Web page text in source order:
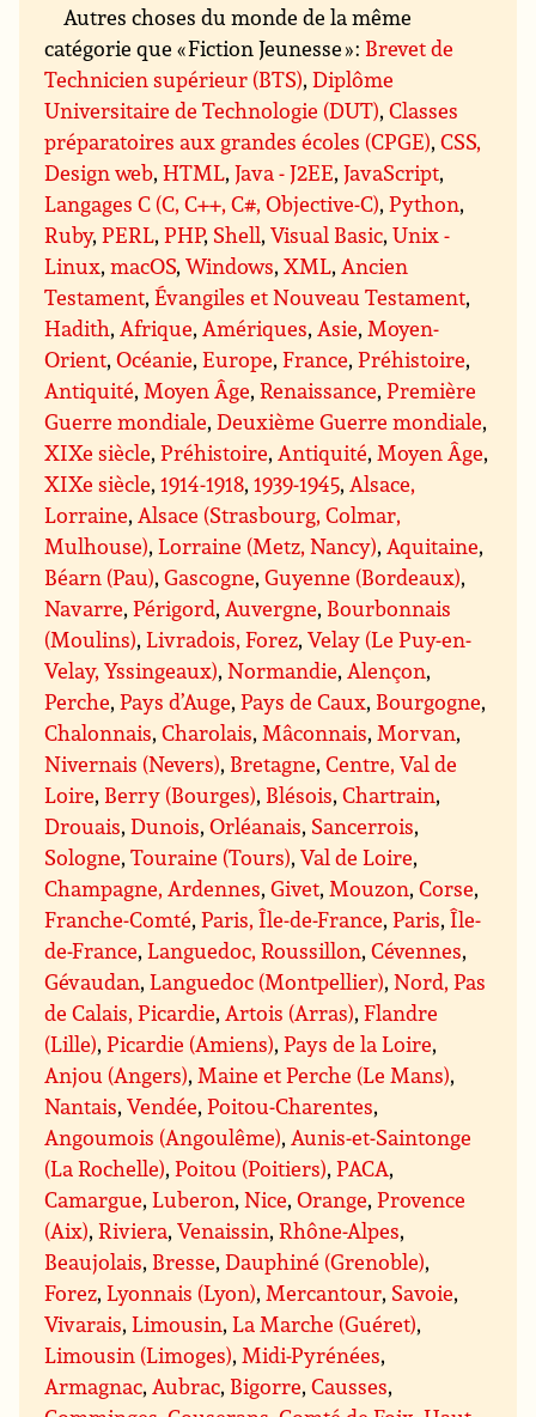
Autres choses du monde de la même
catégorie que « Fiction Jeunesse » : Brevet de
Technicien supérieur (BTS),Diplôme
Universitaire de Technologie (DUT),Classes
préparatoires aux grandes écoles (CPGE),CSS,
Design web,HTML,Java - J2EE,JavaScript,
Langages C (C, C++, C#, Objective-C),Python,
Ruby,PERL,PHP, Shell,Visual Basic,Unix -
Linux,macOS,Windows,XML, Ancien
Testament,Évangiles et Nouveau Testament,
Hadith, Afrique, Amériques, Asie, Moyen-
Orient,Océanie,Europe,France,Préhistoire,
Antiquité, Moyen Âge,Renaissance,Première
Guerre mondiale,Deuxième Guerre mondiale,
XIXe siècle,Préhistoire, Antiquité, Moyen Âge,
XIXe siècle,1914-1918,1939-1945, Alsace,
Lorraine, Alsace (Strasbourg, Colmar,
Mulhouse),Lorraine (Metz, Nancy), Aquitaine,
Béarn (Pau),Gascogne,Guyenne (Bordeaux),
Navarre,Périgord, Auvergne, Bourbonnais
(Moulins),Livradois, Forez,Velay (Le Puy-en-
Velay, Yssingeaux),Normandie, Alençon,
Perche,Pays d’Auge,Pays de Caux, Bourgogne,
Chalonnais,Charolais, Mâconnais, Morvan,
Nivernais (Nevers), Bretagne,Centre, Val de
Loire, Berry (Bourges), Blésois,Chartrain,
Drouais,Dunois,Orléanais, Sancerrois,
Sologne,Touraine (Tours),Val de Loire,
Champagne, Ardennes,Givet, Mouzon,Corse,
Franche-Comté,Paris, Île-de-France,Paris,Île-
de-France,Languedoc, Roussillon,Cévennes,
Gévaudan,Languedoc (Montpellier),Nord, Pas
de Calais, Picardie, Artois (Arras),Flandre
(Lille),Picardie (Amiens),Pays de la Loire,
Anjou (Angers), Maine et Perche (Le Mans),
Nantais,Vendée,Poitou-Charentes,
Angoumois (Angoulême), Aunis-et-Saintonge
(La Rochelle),Poitou (Poitiers),PACA,
Camargue,Luberon,Nice,Orange,Provence
(Aix),Riviera,Venaissin,Rhône-Alpes,
Beaujolais, Bresse,Dauphiné (Grenoble),
Forez,Lyonnais (Lyon), Mercantour, Savoie,
Vivarais,Limousin,La Marche (Guéret),
Limousin (Limoges), Midi-Pyrénées,
Armagnac, Aubrac, Bigorre,Causses,